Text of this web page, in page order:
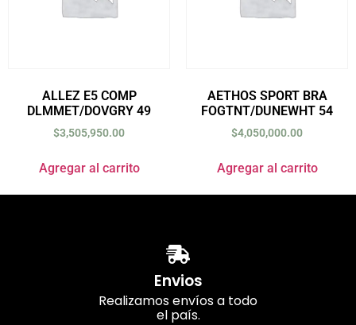
ALLEZ E5 COMP
DLMMET/DOVGRY 49
$3,505,950.00
Agregar al carrito
AETHOS SPORT BRA
FOGTNT/DUNEWHT 54
$4,050,000.00
Agregar al carrito
Envios
Realizamos envíos a todo
el país.